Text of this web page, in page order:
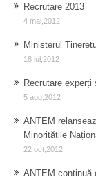
Recrutare 2013
4 mai,2012
Ministerul
18 iul,2012
Recrutare experți
5 aug,2012
ANTEM
Minoritățile
22 oct,2012
ANTEM continuă